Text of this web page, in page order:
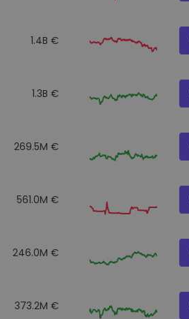
1.4B €
1.3B €
269.5M €
561.0M €
246.0M €
373.2M €